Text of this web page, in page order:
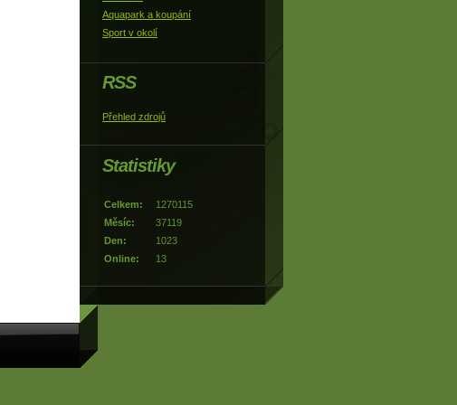
Aquapark a koupání
Sport v okolí
RSS
Přehled zdrojů
Statistiky
Online: 13
Celkem:
1270115
Měsíc:
37119
Den:
1023